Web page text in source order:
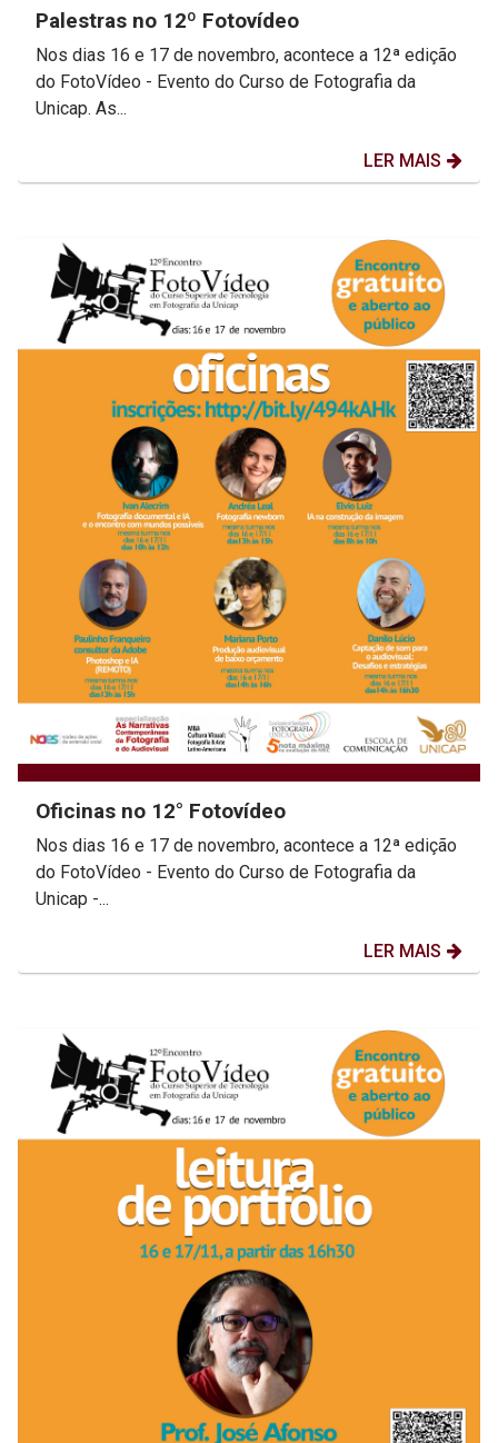
Palestras no 12º Fotovídeo
Nos dias 16 e 17 de novembro, acontece a 12ª edição
do FotoVídeo - Evento do Curso de Fotografia da
Unicap. As...
LER MAIS
Oficinas no 12° Fotovídeo
Nos dias 16 e 17 de novembro, acontece a 12ª edição
do FotoVídeo - Evento do Curso de Fotografia da
Unicap -...
LER MAIS